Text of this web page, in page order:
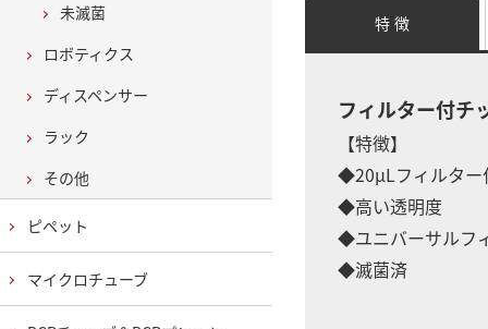
特 徴
フィルター付
【特徴】
◆20μLフィルター
◆高い透明度
◆ユニバーサルフ
◆滅菌済
未滅菌
ロボティクス
ディスペンサー
ラック
その他
ピペット
マイクロチューブ